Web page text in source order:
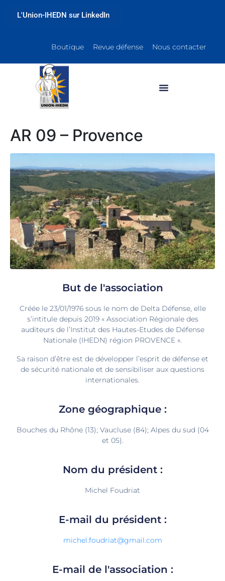
L'Union-IHEDN sur LinkedIn
Boutique Revue défense Nous contacter
AR 09 – Provence
But de l'association
Créée le 23/01/1976 sous le nom de Delta Défense, elle
s’intitule depuis 2019 « Association Régionale des
auditeurs de l’Institut des Hautes-Etudes de Défense
Nationale (IHEDN) région PROVENCE ».
Sa raison d’être est de développer l’esprit de défense et
de sécurité nationale et de sensibiliser aux questions
internationales.
Zone géographique :
Bouches du Rhône (13); Vaucluse (84); Alpes du sud (04
et 05).
Nom du président :
Michel Foudriat
E-mail du président :
michel.foudriat@gmail.com
E-mail de l'association :